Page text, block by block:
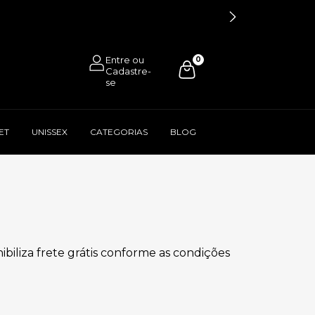
0
UNISSEX CATEGORIAS BLOG
frete grátis conforme as condições